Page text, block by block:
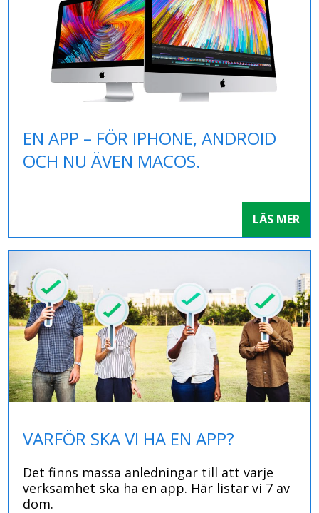
EN APP – FÖR IPHONE, ANDROID
OCH NU ÄVEN MACOS.
LÄS MER
VARFÖR SKA VI HA EN APP?
Det finns massa anledningar till att varje
verksamhet ska ha en app. Här listar vi 7 av
dom.